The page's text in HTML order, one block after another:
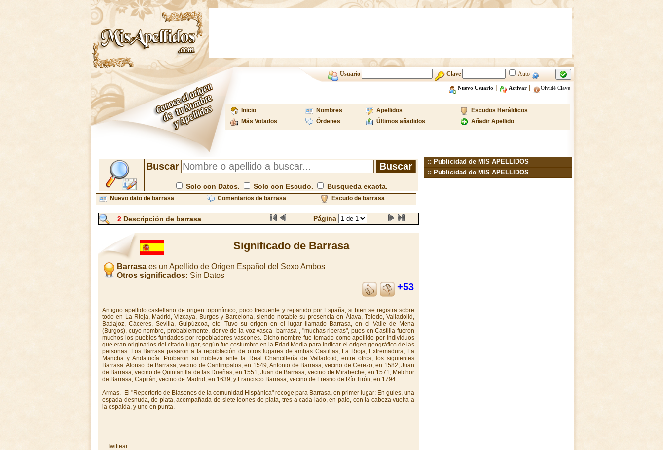
Usuario Clave Auto
Nuevo Usuario | Activar| Olvidé Clave
Inicio Nombres Apellidos
Escudos Heráldicos
Más Votados
Órdenes Últimos añadidos Añadir Apellido
Buscar
Solo con Datos. Solo con Escudo. Busqueda exacta.
Nuevo dato de barrasa Comentarios de barrasa Escudo de barrasa
2Descripción de barrasa Página
Significado de Barrasa
Barrasa es un Apellido de Origen Español del Sexo Ambos
Otros significados: Sin Datos
+53
Antiguo apellido castellano de origen toponímico, poco frecuente y repartido por España, si bien se registra sobre
todo en La Rioja, Madrid, Vizcaya, Burgos y Barcelona, siendo notable su presencia en Álava, Toledo, Valladolid,
Badajoz, Cáceres, Sevilla, Guipúzcoa, etc. Tuvo su origen en el lugar llamado Barrasa, en el Valle de Mena
(Burgos), cuyo nombre, probablemente, derive de la voz vasca -barrasa-, "muchas riberas", pues en Castilla fueron
muchos los pueblos fundados por repobladores vascones. Dicho nombre fue tomado como apellido por individuos
que eran originarios del citado lugar, según fue costumbre en la Edad Media para indicar el origen geográfico de las
personas. Los Barrasa pasaron a la repoblación de otros lugares de ambas Castillas, La Rioja, Extremadura, La
Mancha y Andalucía. Probaron su nobleza ante la Real Chancillería de Valladolid, entre otros, los siguientes
Barrasa: Alonso de Barrasa, vecino de Cantimpalos, en 1549; Antonio de Barrasa, vecino de Cerezo, en 1582; Juan
de Barrasa, vecino de Quintanilla de las Dueñas, en 1551; Juan de Barrasa, vecino de Mirabeche, en 1571; Melchor
de Barrasa, Capitán, vecino de Madrid, en 1639, y Francisco Barrasa, vecino de Fresno de Río Tirón, en 1794.
Armas.- El "Repertorio de Blasones de la comunidad Hispánica" recoge para Barrasa, en primer lugar: En gules, una
espada desnuda, de plata, acompañada de siete leones de plata, tres a cada lado, en palo, con la cabeza vuelta a
la espalda, y uno en punta.
Twittear
:: Publicidad de MIS APELLIDOS
:: Publicidad de MIS APELLIDOS